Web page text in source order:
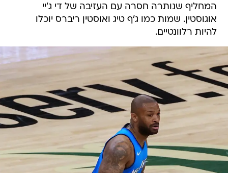
המחליף שנותרה חסרה עם העזיבה של די ג'יי
אוגוסטין. שמות כמו ג'ף טיג ואוסטין ריברס יוכלו
להיות רלוונטיים.